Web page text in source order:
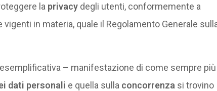
la privacydegli utenti, conformemente a
in materia, quale il Regolamento Generale
– manifestazione di come sempre più
dati personali e quella sulla concorrenza si trovino